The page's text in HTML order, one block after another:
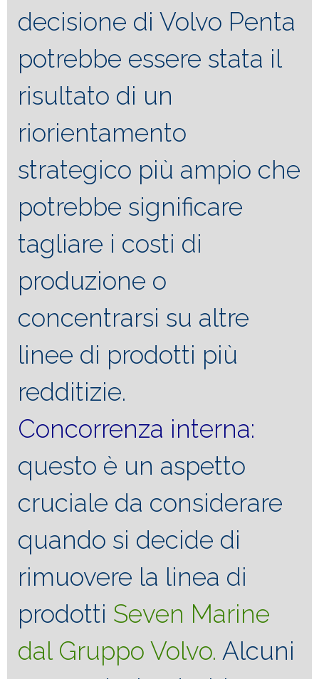
decisione di Volvo Penta
potrebbe essere stata il
risultato di un
riorientamento
strategico più ampio che
potrebbe significare
tagliare i costi di
produzione o
concentrarsi su altre
linee di prodotti più
redditizie.
Concorrenza interna:
questo è un aspetto
cruciale da considerare
quando si decide di
rimuovere la linea di
prodotti Seven Marine
dal Gruppo Volvo. Alcuni